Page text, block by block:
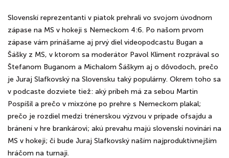
Slovenskí reprezentanti v piatok prehrali vo svojom úvodnom
zápase na MS v hokeji s Nemeckom 4:6. Po našom prvom
zápase vám prinášame aj prvý diel videopodcastu Bugan a
Šášky z MS, v ktorom sa moderátor Pavol Kliment rozprával so
Štefanom Buganom a Michalom Šáškym aj o dôvodoch, prečo
je Juraj Slafkovský na Slovensku taký populárny. Okrem toho sa
v podcaste dozviete tiež: aký príbeh má za sebou Martin
Pospíšil a prečo v mixzóne po prehre s Nemeckom plakal;
prečo je rozdiel medzi trénerskou výzvou v prípade ofsajdu a
bránení v hre brankárovi; akú prevahu majú slovenskí novinári na
MS v hokeji; či bude Juraj Slafkovský naším najproduktívnejším
hráčom na turnaji.